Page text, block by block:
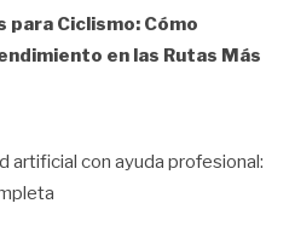
para Ciclismo: Cómo
en las Rutas Más
artificial con ayuda profesional: